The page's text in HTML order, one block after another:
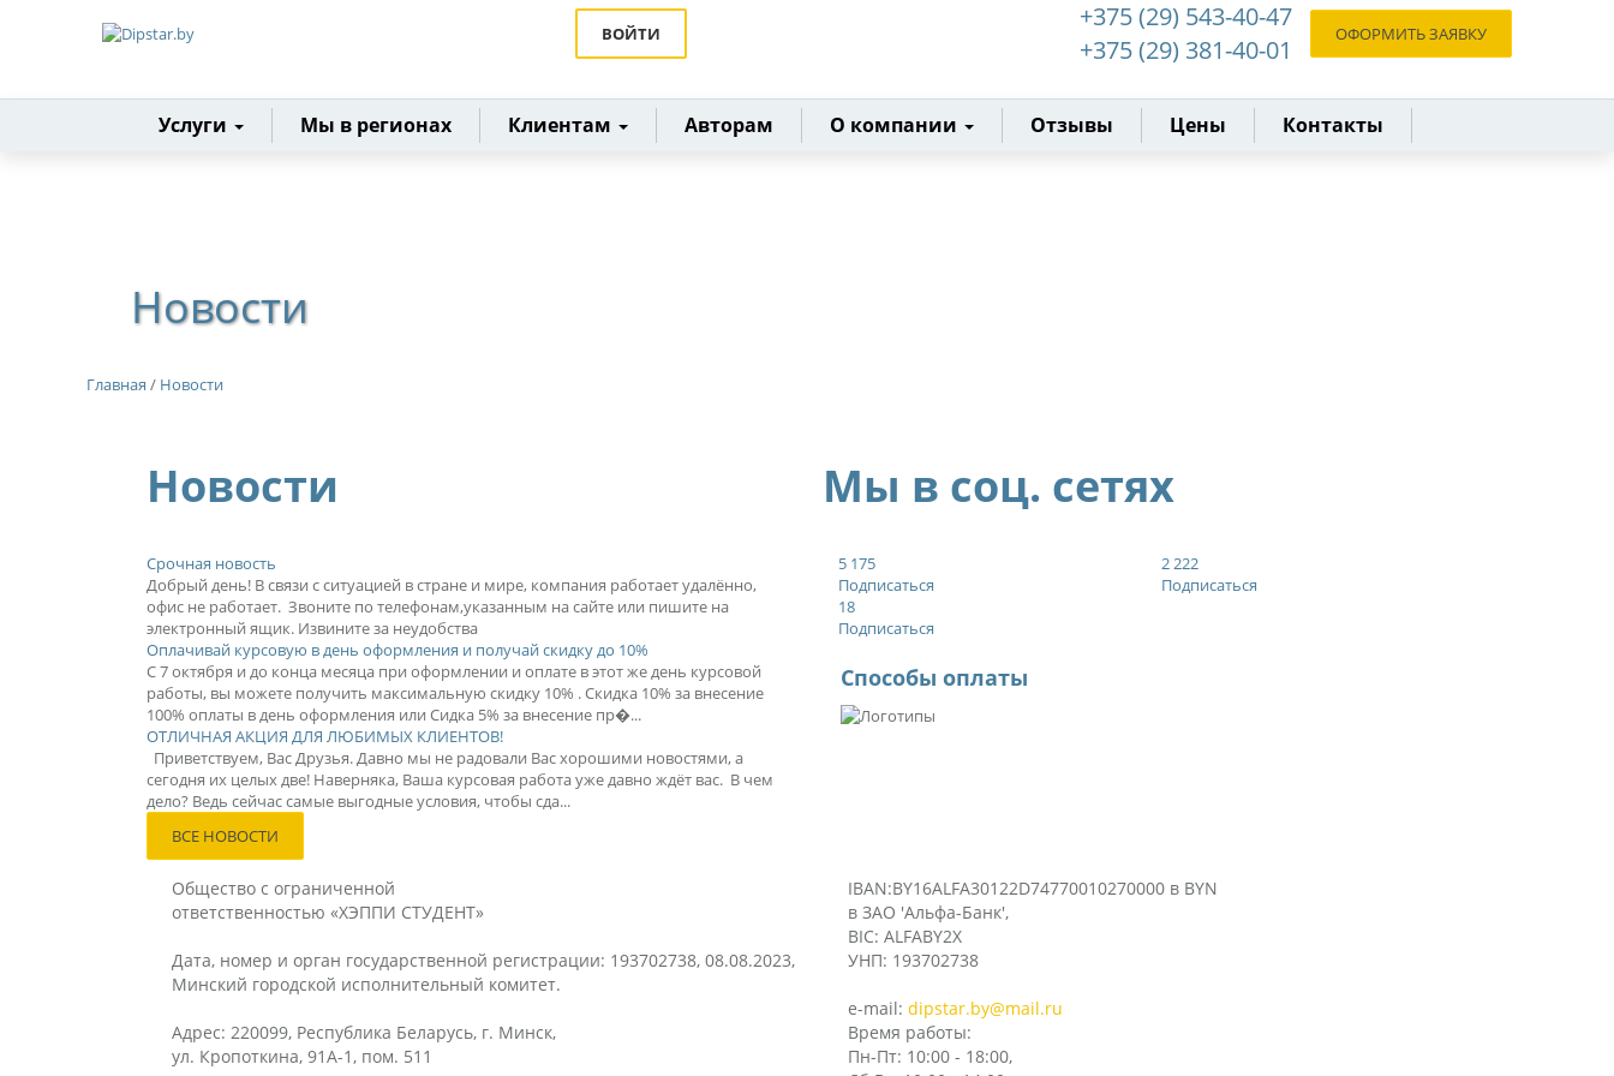
ВОЙТИ
+375 (29) 543-40-47
+375 (29) 381-40-01
ОФОРМИТЬ ЗАЯВКУ
Главная
Услуги Мы в регионах Клиентам Авторам О компании Отзывы Цены Контакты
Новости
Главная / Новости
Новости
Срочная новость
Добрый день! В связи с ситуацией в стране и мире, компания работает удалённо,
офис не работает. Звоните по телефонам,указанным на сайте или пишите на
электронный ящик. Извините за неудобства
Оплачивай курсовую в день оформления и получай скидку до 10%
С 7 октября и до конца месяца при оформлении и оплате в этот же день курсовой
работы, вы можете получить максимальную скидку 10% . Скидка 10% за внесение
100% оплаты в день оформления или Сидка 5% за внесение пр�...
ОТЛИЧНАЯ АКЦИЯ ДЛЯ ЛЮБИМЫХ КЛИЕНТОВ!
Приветствуем, Вас Друзья. Давно мы не радовали Вас хорошими новостями, а
сегодня их целых две! Наверняка, Ваша курсовая работа уже давно ждёт вас. В чем
дело? Ведь сейчас самые выгодные условия, чтобы сда...
ВСЕ НОВОСТИ
Мы в соц. сетях
5 175
Подписаться
2 222
Подписаться
18
Подписаться
Способы оплаты
Общество с ограниченной
ответственностью «ХЭППИ СТУДЕНТ»
Дата, номер и орган государственной регистрации: 193702738, 08.08.2023,
Минский городской исполнительный комитет.
Адрес: 220099, Республика Беларусь, г. Минск,
ул. Кропоткина, 91А-1, пом. 511
IBAN:BY16ALFA30122D74770010270000 в BYN
в ЗАО 'Альфа-Банк',
BIC: ALFABY2X
УНП: 193702738
e-mail: dipstar.by@mail.ru
Время работы:
Пн-Пт: 10:00 - 18:00,